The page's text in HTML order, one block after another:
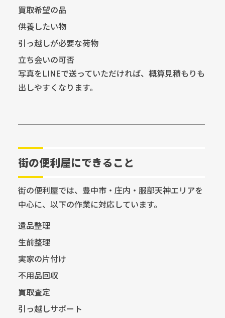
買取希望の品
供養したい物
引っ越しが必要な荷物
立ち会いの可否
写真をLINEで送っていただければ、概算見積もりも
出しやすくなります。
街の便利屋にできること
街の便利屋では、豊中市・庄内・服部天神エリアを
中心に、以下の作業に対応しています。
遺品整理
生前整理
実家の片付け
不用品回収
買取査定
引っ越しサポート